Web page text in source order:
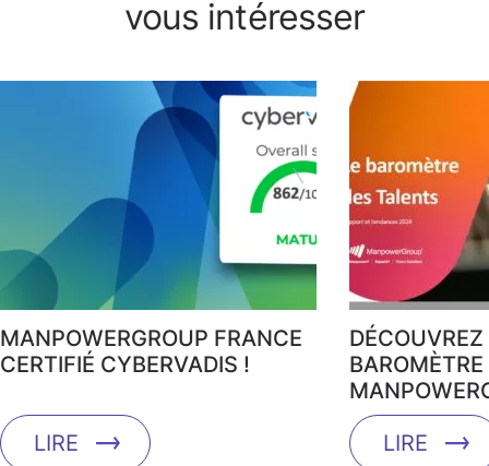
vous intéresser
MANPOWERGROUP FRANCE
CERTIFIÉ CYBERVADIS !
LIRE
DÉCOUVREZ
LIRE